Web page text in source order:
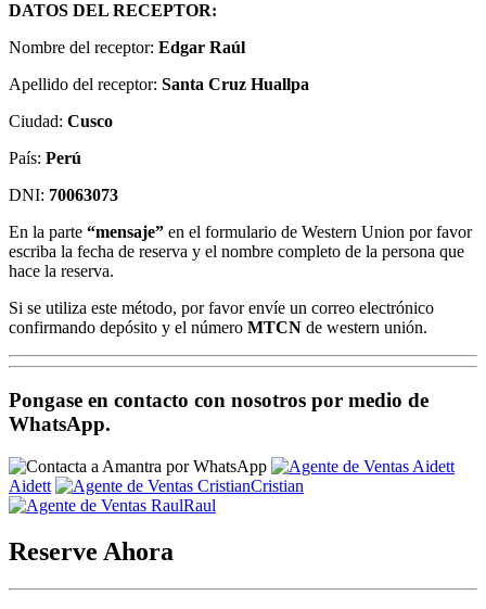
DATOS DEL RECEPTOR:
Nombre del receptor: Edgar Raúl
Apellido del receptor: Santa Cruz Huallpa
Ciudad: Cusco
País: Perú
DNI: 70063073
En la parte “mensaje” en el formulario de Western Union por favor
escriba la fecha de reserva y el nombre completo de la persona que
hace la reserva.
Si se utiliza este método, por favor envíe un correo electrónico
confirmando depósito y el número MTCN de western unión.
Pongase en contacto con nosotros por medio de
WhatsApp.
Aidett
Cristian
Raul
Reserve Ahora